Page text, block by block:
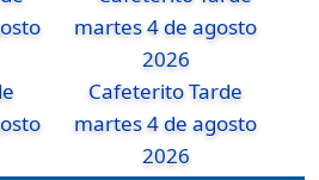
Cafeterito Tarde
martes 4 de agosto
2026